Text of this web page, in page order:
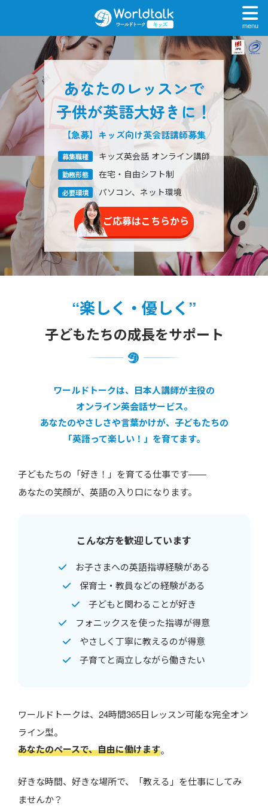
menu
あなたのレッスンで
子供が英語大好きに！
【急募】キッズ向け英会話講師募集
募集職種 キッズ英会話 オンライン講師
勤務形態 在宅・自由シフト制
必要環境 パソコン、ネット環境
ご応募はこちらから
“楽しく・優しく”
子どもたちの成長をサポート
ワールドトークは、日本人講師が主役の
オンライン英会話サービス。
あなたのやさしさや言葉かけが、子どもたちの
「英語って楽しい！」を育てます。
子どもたちの「好き！」を育てる仕事です——
あなたの笑顔が、英語の入り口になります。
こんな方を歓迎しています
お子さまへの英語指導経験がある
保育士・教員などの経験がある
子どもと関わることが好き
フォニックスを使った指導が得意
やさしく丁寧に教えるのが得意
子育てと両立しながら働きたい
ワールドトークは、24時間365日レッスン可能な完全オン
ライン型。
あなたのペースで、自由に働けます。
好きな時間、好きな場所で、「教える」を仕事にしてみ
ませんか？